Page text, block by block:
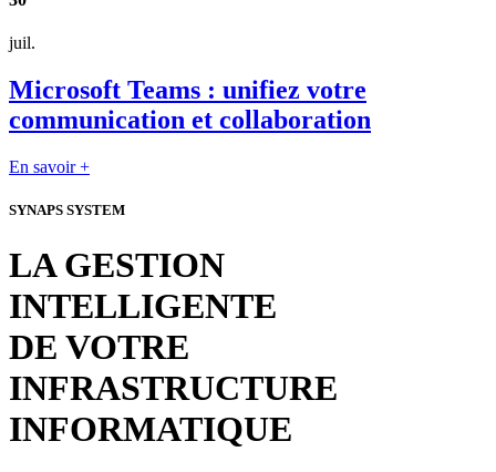
juil.
Microsoft Teams : unifiez votre
communication et collaboration
En savoir +
SYNAPS SYSTEM
LA GESTION
INTELLIGENTE
DE VOTRE
INFRASTRUCTURE
INFORMATIQUE